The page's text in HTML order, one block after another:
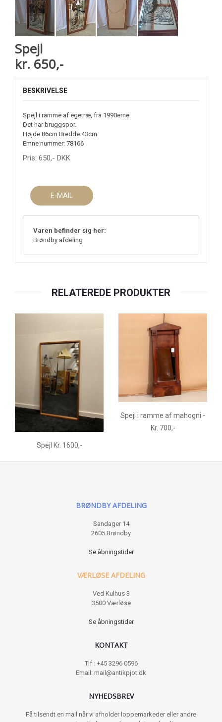
Spejl
kr. 650,-
BESKRIVELSE
Spejl i ramme af egetræ, fra 1990erne.
Det har bruggspor.
Højde 86cm Bredde 43cm
Emne nummer: 78166
Pris: 650,- DKK
E-MAIL
Varen befinder sig her:
Brøndby afdeling
RELATEREDE PRODUKTER
Spejl Kr. 1600,-
Spejl i ramme af mahogni -
Kr. 700,-
BRØNDBY AFDELING
Sandager 14
2605 Brøndby
Se åbningstider
VÆRLØSE AFDELING
Ved Kulhus 3
3500 Værløse
Se åbningstider
KONTAKT
Tlf : +45 3296 0596
Email: mail@antikpjot.dk
NYHEDSBREV
Få tilsendt en mail når vi afholder loppemarkeder eller andre